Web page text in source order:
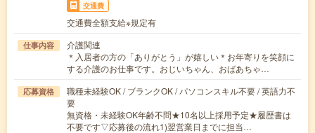
交通費
交通費全額支給※規定有
仕事内容
介護関連
＊入居者の方の「ありがとう」が嬉しい＊お年寄りを笑顔に
する介護のお仕事です。おじいちゃん、おばあちゃ…
応募資格
職種未経験OK / ブランクOK / パソコンスキル不要 / 英語力不
要
無資格・未経験OK年齢不問★10名以上採用予定★履歴書は
不要です▽応募後の流れ1)翌営業日までに担当…